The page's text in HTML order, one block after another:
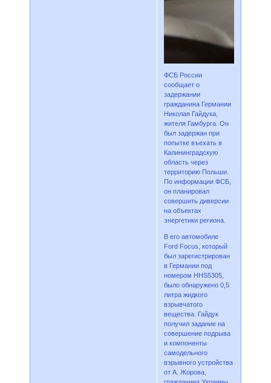
ФСБ России
сообщает о
задержании
гражданина Германии
Николая Гайдука,
жителя Гамбурга. Он
был задержан при
попытке въехать в
Калининградскую
область через
территорию Польши.
По информации ФСБ,
он планировал
совершить диверсии
на объектах
энергетики региона.
В его автомобиле
Ford Focus, который
был зарегистрирован
в Германии под
номером HHS5305,
было обнаружено 0,5
литра жидкого
взрывчатого
вещества. Гайдук
получил задание на
совершение подрыва
и компоненты
самодельного
взрывного устройства
от А. Жорова,